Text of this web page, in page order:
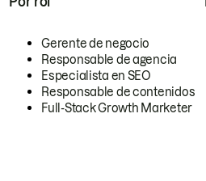
Gerente de negocio
Responsable de agencia
Especialista en SEO
Responsable de contenidos
Full-Stack Growth Marketer